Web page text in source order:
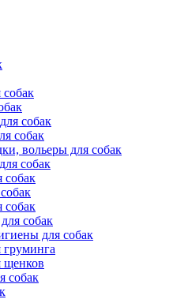
собак
собак
вольеры для собак
собак
собак
собак
собак
для собак
груминга
щенков
собак